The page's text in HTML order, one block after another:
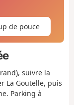
de pouce
suivre la
La Goutelle, puis
Parking à